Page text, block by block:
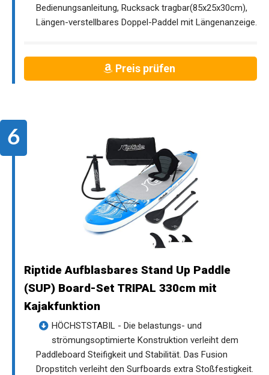
Bedienungsanleitung, Rucksack tragbar(85x25x30cm),
Längen-verstellbares Doppel-Paddel mit Längenanzeige.
Preis prüfen
Riptide Aufblasbares Stand Up Paddle
(SUP) Board-Set TRIPAL 330cm mit
Kajakfunktion
HÖCHSTSTABIL - Die belastungs- und
strömungsoptimierte Konstruktion verleiht dem
Paddleboard Steifigkeit und Stabilität. Das Fusion
Dropstitch verleiht den Surfboards extra Stoßfestigkeit.